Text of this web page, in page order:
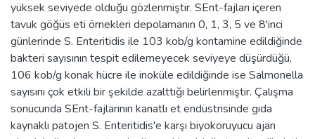
yüksek seviyede olduğu gözlenmiştir. SEnt-fajları içeren
tavuk göğüs eti örnekleri depolamanın 0, 1, 3, 5 ve 8'inci
günlerinde S. Enteritidis ile 103 kob/g kontamine edildiğinde
bakteri sayısının tespit edilemeyecek seviyeye düşürdüğü,
106 kob/g konak hücre ile inoküle edildiğinde ise Salmonella
sayısını çok etkili bir şekilde azalttığı belirlenmiştir. Çalışma
sonucunda SEnt-fajlarının kanatlı et endüstrisinde gıda
kaynaklı patojen S. Enteritidis'e karşı biyokoruyucu ajan